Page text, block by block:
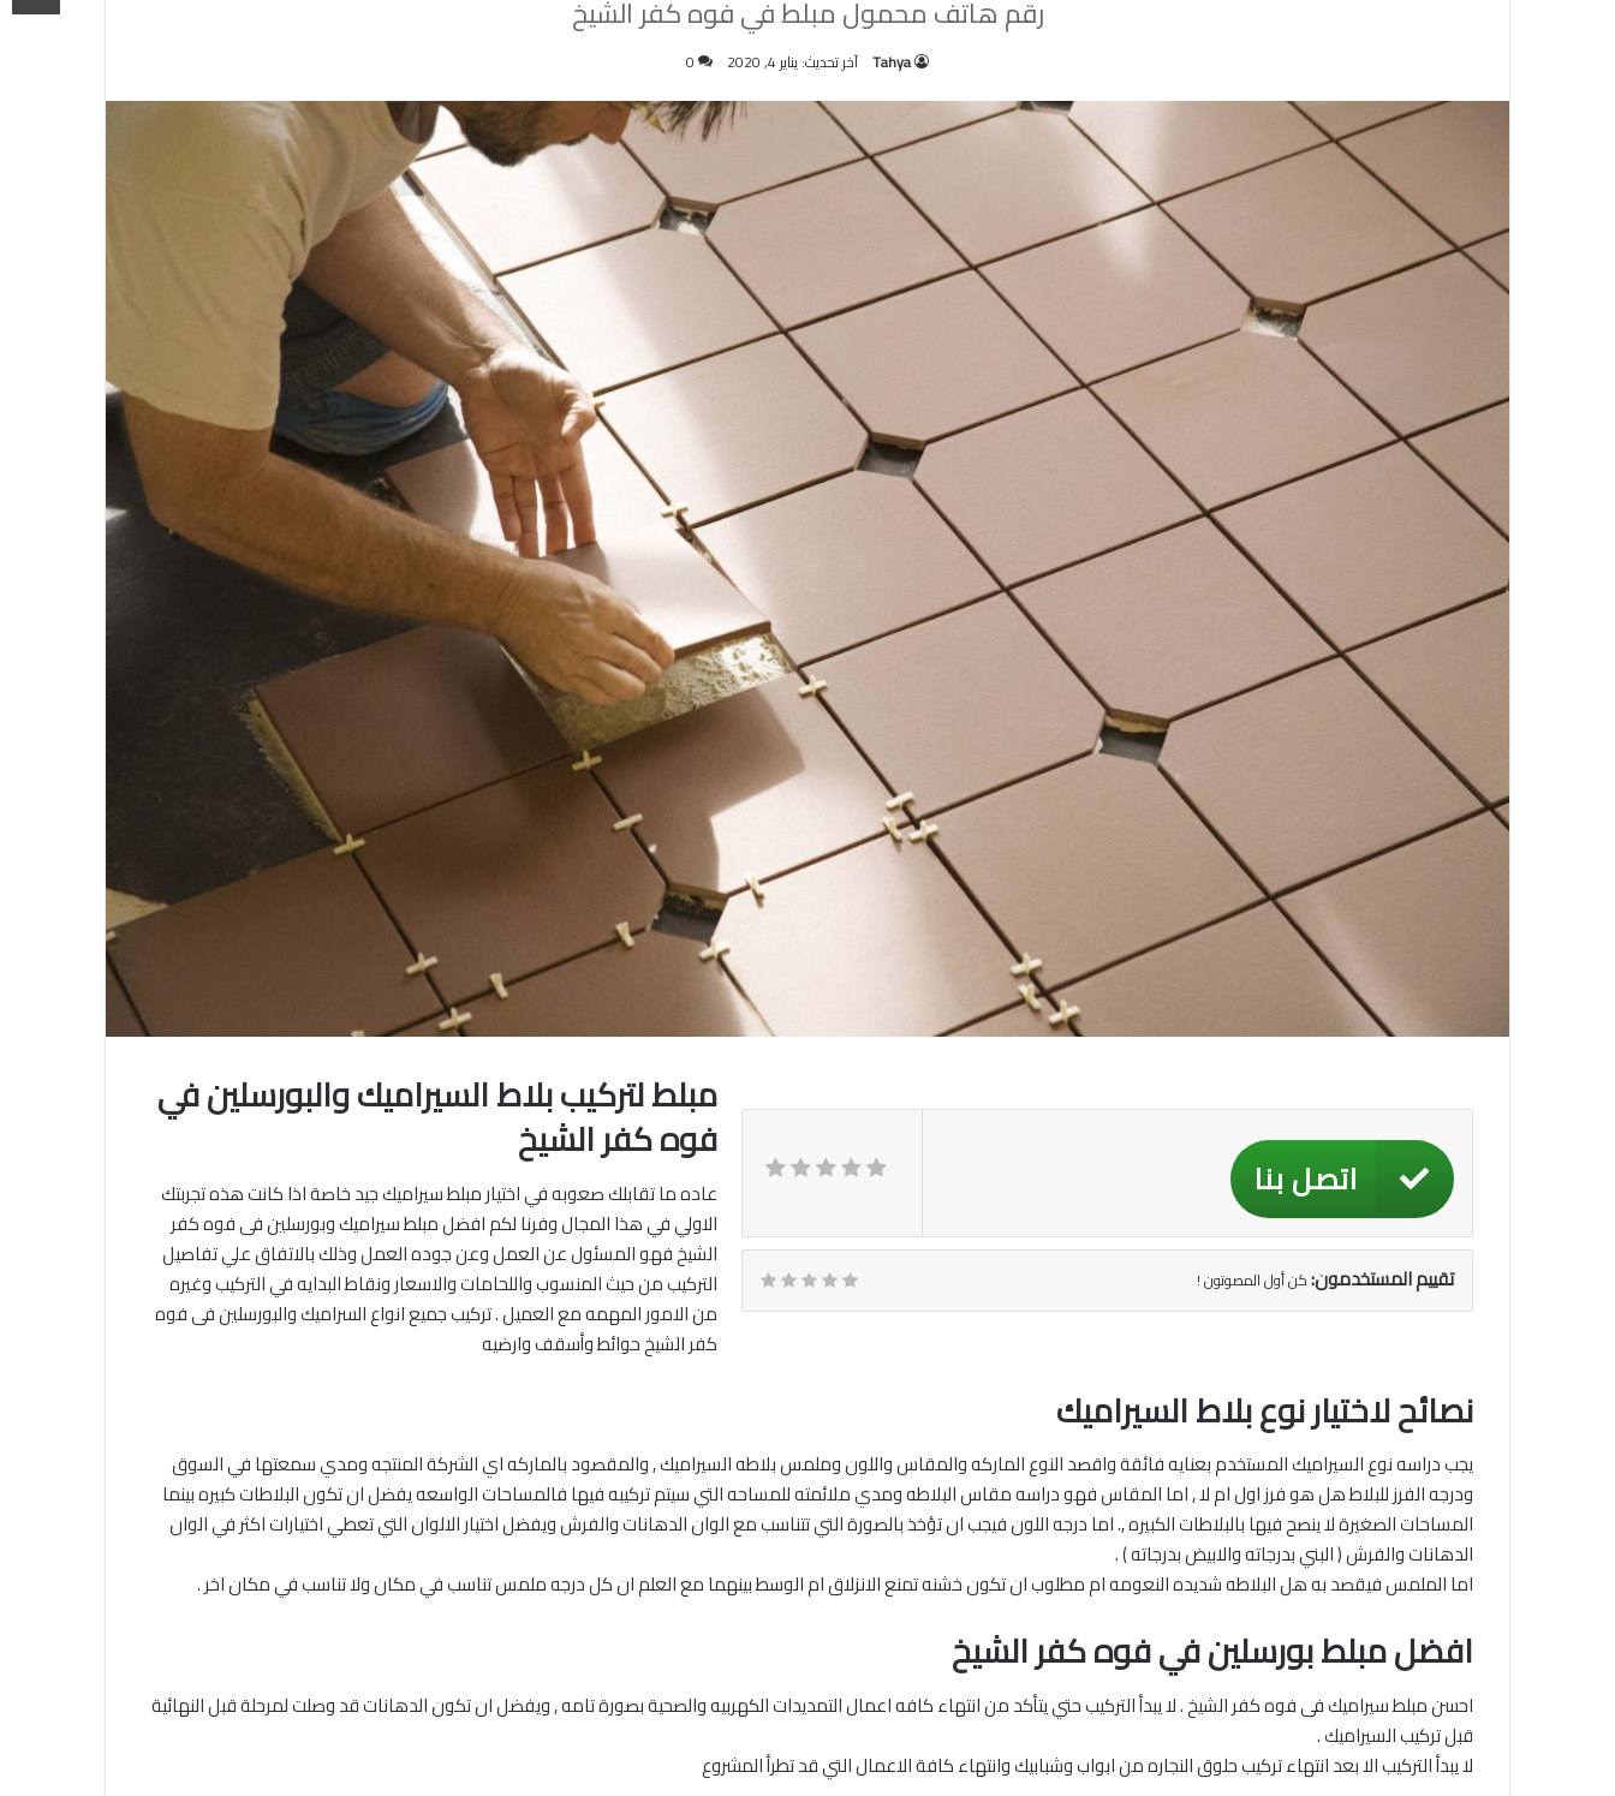
رقم هاتف محمول مبلط في فوه كفر الشيخ
Tahya آخر تحديث: يناير 4, 2020 0
اتصل بنا
تقييم المستخدمون:كن أول المصوتون !
مبلط لتركيب بلاط السيراميك والبورسلين في
فوه كفر الشيخ
عاده ما تقابلك صعوبه في اختيار مبلط سيراميك جيد خاصة اذا كانت هذه تجربتك
الاولي في هذا المجال وفرنا لكم افضل مبلط سيراميك وبورسلين فى فوه كفر
الشيخ فهو المسئول عن العمل وعن جوده العمل وذلك بالاتفاق علي تفاصيل
التركيب من حيث المنسوب واللحامات والاسعار ونقاط البدايه في التركيب وغيره
من الامور المهمه مع العميل . تركيب جميع انواع السراميك والبورسلين فى فوه
كفر الشيخ حوائط وأسقف وارضيه‎
نصائح لاختيار نوع بلاط السيراميك
يجب دراسه نوع السيراميك المستخدم بعنايه فائقة واقصد النوع الماركه والمقاس واللون وملمس بلاطه السيراميك , والمقصود بالماركه اي الشركة المنتجه ومدي سمعتها في السوق
ودرجه الفرز للبلاط هل هو فرز اول ام لا , اما المقاس فهو دراسه مقاس البلاطه ومدي ملائمته للمساحه التي سيتم تركيبه فيها فالمساحات الواسعه يفضل ان تكون البلاطات كبيره بينما
المساحات الصغيرة لا ينصح فيها بالبلاطات الكبيره ,. اما درجه اللون فيجب ان تؤخذ بالصورة التي تتناسب مع الوان الدهانات والفرش ويفضل اختيار الالوان التي تعطي اختيارات اكثر في الوان
الدهانات والفرش ( البني بدرجاته والابيض بدرجاته ) .
اما الملمس فيقصد به هل البلاطه شديده النعومه ام مطلوب ان تكون خشنه تمنع الانزلاق ام الوسط بينهما مع العلم ان كل درجه ملمس تناسب في مكان ولا تناسب في مكان اخر .
افضل مبلط بورسلين في فوه كفر الشيخ
احسن مبلط سيراميك فى فوه كفر الشيخ . لا يبدأ التركيب حتي يتأكد من انتهاء كافه اعمال التمديدات الكهربيه والصحية بصورة تامه , ويفضل ان تكون الدهانات قد وصلت لمرحلة قبل النهائية
قبل تركيب السيراميك .
لا يبدأ التركيب الا بعد انتهاء تركيب حلوق النجاره من ابواب وشبابيك وانتهاء كافة الاعمال التي قد تطرأ المشروع